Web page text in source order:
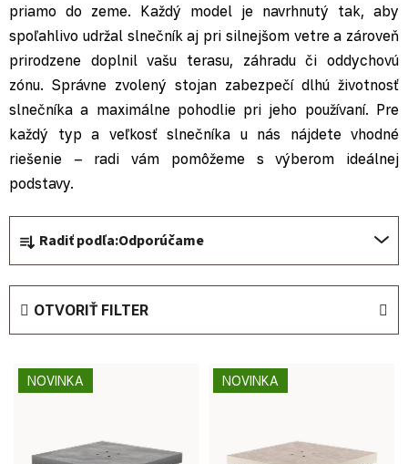
priamo do zeme. Každý model je navrhnutý tak, aby
spoľahlivo udržal slnečník aj pri silnejšom vetre a zároveň
prirodzene doplnil vašu terasu, záhradu či oddychovú
zónu. Správne zvolený stojan zabezpečí dlhú životnosť
slnečníka a maximálne pohodlie pri jeho používaní. Pre
každý typ a veľkosť slnečníka u nás nájdete vhodné
riešenie – radi vám pomôžeme s výberom ideálnej
podstavy.
Radiť podľa:Odporúčame
OTVORIŤ FILTER
Výpis produktov
NOVINKA NOVINKA